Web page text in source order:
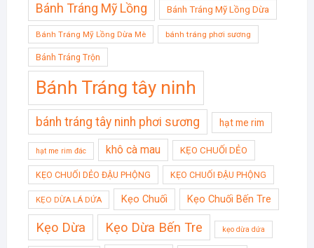
Bánh Tráng Mỹ Lồng Bánh Tráng Mỹ Lồng Dừa
Bánh Tráng Mỹ Lồng Dừa Mè bánh tráng phơi sương
Bánh Tráng Trộn
Bánh Tráng tây ninh
bánh tráng tây ninh phơi sương hạt me rim
hạt me rim đác khô cà mau KẸO CHUỐI DẺO
KẸO CHUỐI DẺO ĐẬU PHỘNG KẸO CHUỐI ĐẬU PHỘNG
KẸO DỪA LÁ DỨA Kẹo Chuối Kẹo Chuối Bến Tre
Kẹo Dừa Kẹo Dừa Bến Tre kẹo dừa dứa